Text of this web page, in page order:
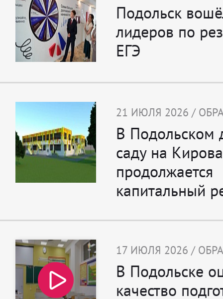
Подольск
лидеров по
ЕГЭ
21 ИЮЛЯ 2026 /
В Подольском
саду на Кирова
продолжается
капитальный
17 ИЮЛЯ 2026 /
В Подольске
качество